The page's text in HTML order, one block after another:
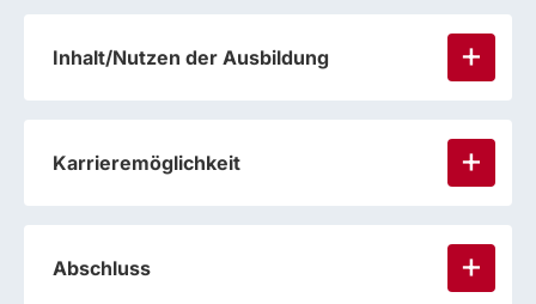
Inhalt/Nutzen der Ausbildung
Karrieremöglichkeit
Abschluss